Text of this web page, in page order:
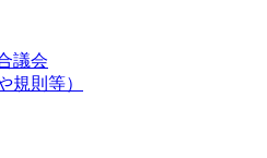
議会
規則等）